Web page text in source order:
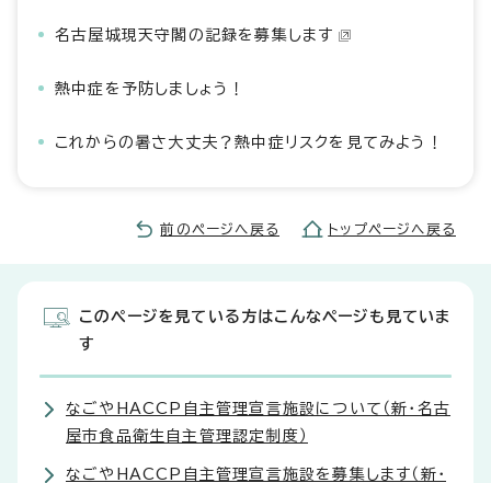
名古屋城現天守閣の記録を募集します
熱中症を予防しましょう！
これからの暑さ大丈夫？熱中症リスクを見てみよう！
前のページへ戻る トップページへ戻る
このページを見ている方はこんなページも見ていま
す
なごやHACCP自主管理宣言施設について（新・名古
屋市食品衛生自主管理認定制度）
なごやHACCP自主管理宣言施設を募集します（新・